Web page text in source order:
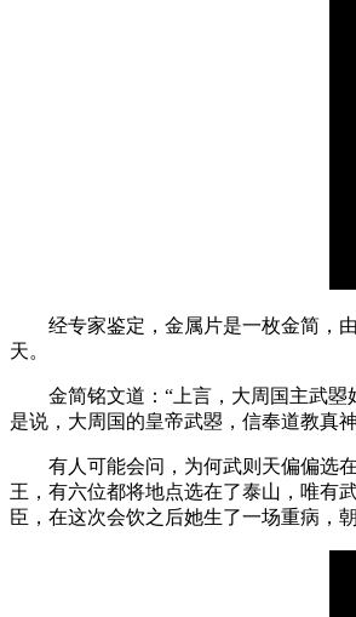
经专家鉴定，金属片是一枚金简，由
天。
金简铭文道：“上言，大周国主武曌
是说，大周国的皇帝武曌，信奉道教真
有人可能会问，为何武则天偏偏选在
王，有六位都将地点选在了泰山，唯有
臣，在这次会饮之后她生了一场重病，